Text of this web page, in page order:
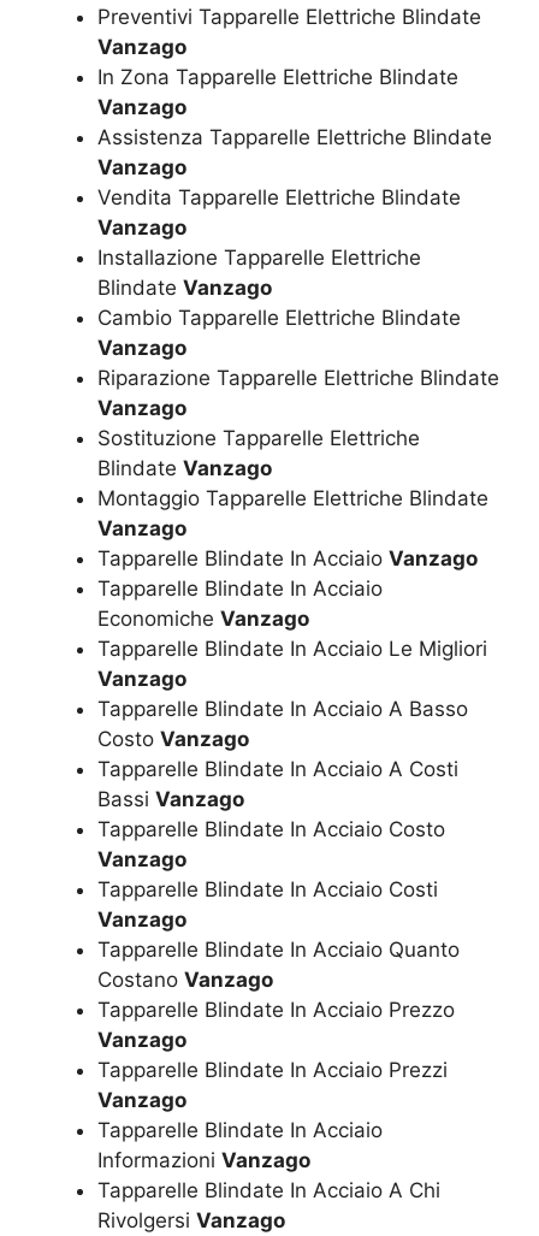
Preventivi Tapparelle Elettriche Blindate
Vanzago
In Zona Tapparelle Elettriche Blindate
Vanzago
Assistenza Tapparelle Elettriche Blindate
Vanzago
Vendita Tapparelle Elettriche Blindate
Vanzago
Installazione Tapparelle Elettriche
Blindate Vanzago
Cambio Tapparelle Elettriche Blindate
Vanzago
Riparazione Tapparelle Elettriche Blindate
Vanzago
Sostituzione Tapparelle Elettriche
Blindate Vanzago
Montaggio Tapparelle Elettriche Blindate
Vanzago
Tapparelle Blindate In Acciaio Vanzago
Tapparelle Blindate In Acciaio
Economiche Vanzago
Tapparelle Blindate In Acciaio Le Migliori
Vanzago
Tapparelle Blindate In Acciaio A Basso
Costo Vanzago
Tapparelle Blindate In Acciaio A Costi
Bassi Vanzago
Tapparelle Blindate In Acciaio Costo
Vanzago
Tapparelle Blindate In Acciaio Costi
Vanzago
Tapparelle Blindate In Acciaio Quanto
Costano Vanzago
Tapparelle Blindate In Acciaio Prezzo
Vanzago
Tapparelle Blindate In Acciaio Prezzi
Vanzago
Tapparelle Blindate In Acciaio
Informazioni Vanzago
Tapparelle Blindate In Acciaio A Chi
Rivolgersi Vanzago